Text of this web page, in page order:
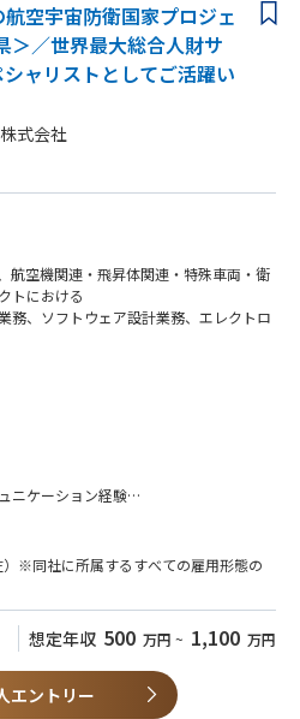
空宇宙防衛国家プロジェ
＞／世界最大総合人財サ
ャリストとしてご活躍い
式会社
航空機関連・飛昇体関連・特殊車両・衛
トにおける
務、ソフトウェア設計業務、エレクトロ
ただきます。
務：お客様への提案、折衝、構想検討
、課題管理などの支援を実施
設計：担当機種、もしくは領域における
の実施
のチームメンバーやコンサルタ
提案・実行までを実施
クトに携わって頂く予定ですが、能力に
能性があります。
ジェクトマネジメント支援
ニケーション経験
※言語問わず
問
）※同社に所属するすべての雇用形態の
想定年収 500 万円 ~ 1,100 万円
エントリー